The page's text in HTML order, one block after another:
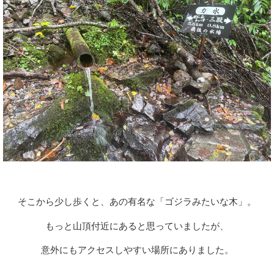
そこから少し歩くと、あの有名な「ゴジラみたいな木」。
もっと山頂付近にあると思っていましたが、
意外にもアクセスしやすい場所にありました。